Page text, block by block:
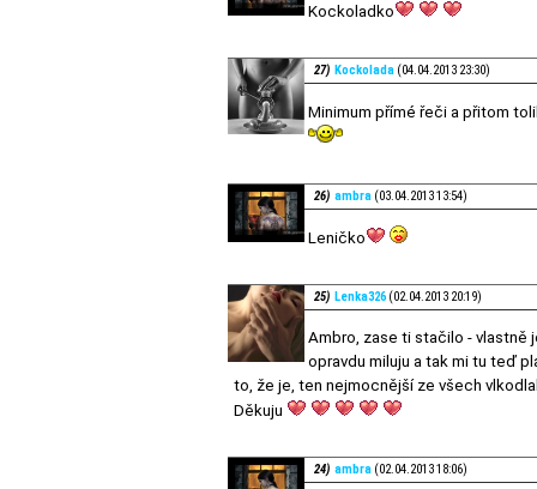
Kockoladko
27) Kockolada (04.04.2013 23:30)
Minimum přímé řeči a přitom
26) ambra (03.04.2013 13:54)
Leničko
25) Lenka326(02.04.2013 20:19)
Ambro, zase ti stačilo - vlastně
opravdu miluju a tak mi tu teď
to, že je, ten nejmocnější ze všech
Děkuju
24) ambra (02.04.2013 18:06)